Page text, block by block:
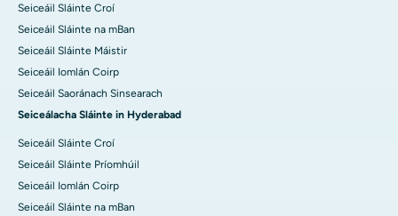
Seiceáil Sláinte Croí
Seiceáil Sláinte na mBan
Seiceáil Sláinte Máistir
Seiceáil Iomlán Coirp
Seiceáil Saoránach Sinsearach
Seiceálacha Sláinte in Hyderabad
Seiceáil Sláinte Croí
Seiceáil Sláinte Príomhúil
Seiceáil Iomlán Coirp
Seiceáil Sláinte na mBan